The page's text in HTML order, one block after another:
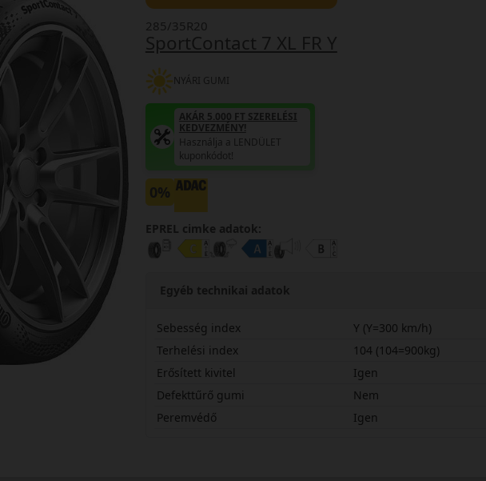
SportContact 7 XL FR Y
285/35R20
NYÁRI GUMI
AKÁR 5.000 FT SZERELÉSI
KEDVEZMÉNY!
Használja a LENDÜLET
kuponkódot!
0%
EPREL cimke adatok:
Egyéb technikai adatok
Sebesség index
Y (Y=300 km/h)
Terhelési index
104 (104=900kg)
Erősített kivitel
Igen
Defekttűrő gumi
Nem
Peremvédő
Igen